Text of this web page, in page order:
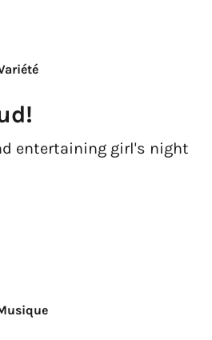
entertaining girl's night